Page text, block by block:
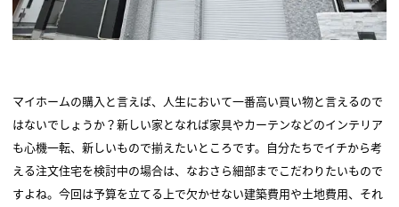
マイホームの購入と言えば、人生において一番高い買い物と言えるので
はないでしょうか？新しい家となれば家具やカーテンなどのインテリア
も心機一転、新しいもので揃えたいところです。自分たちでイチから考
える注文住宅を検討中の場合は、なおさら細部までこだわりたいもので
すよね。今回は予算を立てる上で欠かせない建築費用や土地費用、それ